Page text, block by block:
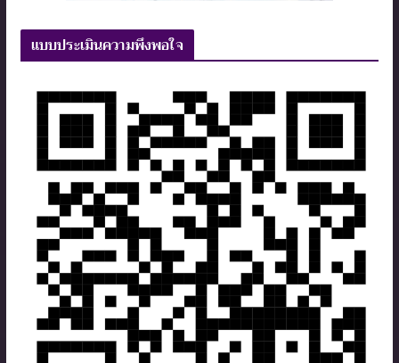
แบบประเมินความพึงพอใจ